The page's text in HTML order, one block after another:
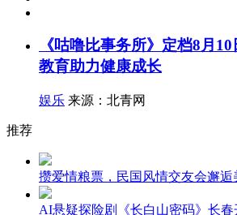
《咕噜比事务所》定档8月
教育助力健康成长
娱乐 来源：北青网
推荐
攒爱情粮票，民国风情交友会邂逅
AI悬疑探险剧《长白山密码》长